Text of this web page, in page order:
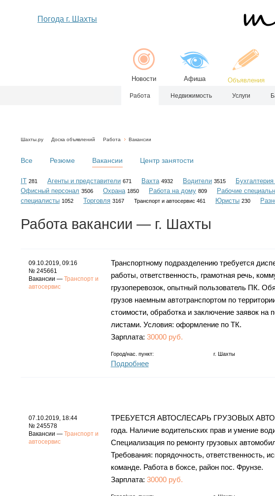
Погода г. Шахты
Новости Афиша Объявления
Работа Недвижимость Услуги
Шахты.ру Доска объявлений Работа Вакансии
Все Резюме Вакансии Центр занятости
IT 281 Агенты и представители 671 Вахта 4932 Водители 3515
Офисный персонал 3506 Охрана 1850 Работа на дому 809 Рабочие
специалисты 1052 Торговля 3167 Транспорт и автосервис 461 Юристы 230
Работа вакансии — г. Шахты
09.10.2019, 09:16
№ 245661
Вакансии — Транспорт и
автосервис
Транспортному подразделению требуется
работы, ответственность, грамотная речь,
грузоперевозок, опытный пользователь ПК.
грузов наемным автотранспортом по
стоимости, обработка и заключение заявок на
листами. Условия: оформление по ТК.
Зарплата: 30000 руб.
Город/нас. пункт: г. Шахты
Подробнее
07.10.2019, 18:44
№ 245578
Вакансии — Транспорт и
автосервис
ТРЕБУЕТСЯ АВТОСЛЕСАРЬ ГРУЗОВЫХ
года. Наличие водительских прав и умение
Специализация по ремонту грузовых
Требования: порядочность, ответственность,
команде. Работа в боксе, район пос. Фрунзе.
Зарплата: 30000 руб.